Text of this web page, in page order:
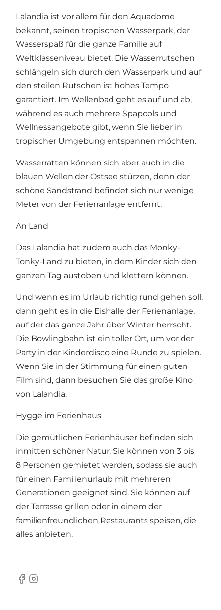
Lalandia ist vor allem für den Aquadome
bekannt, seinen tropischen Wasserpark, der
Wasserspaß für die ganze Familie auf
Weltklasseniveau bietet. Die Wasserrutschen
schlängeln sich durch den Wasserpark und auf
den steilen Rutschen ist hohes Tempo
garantiert. Im Wellenbad geht es auf und ab,
während es auch mehrere Spapools und
Wellnessangebote gibt, wenn Sie lieber in
tropischer Umgebung entspannen möchten.
Wasserratten können sich aber auch in die
blauen Wellen der Ostsee stürzen, denn der
schöne Sandstrand befindet sich nur wenige
Meter von der Ferienanlage entfernt.
An Land
Das Lalandia hat zudem auch das Monky-
Tonky-Land zu bieten, in dem Kinder sich den
ganzen Tag austoben und klettern können.
Und wenn es im Urlaub richtig rund gehen soll,
dann geht es in die Eishalle der Ferienanlage,
auf der das ganze Jahr über Winter herrscht.
Die Bowlingbahn ist ein toller Ort, um vor der
Party in der Kinderdisco eine Runde zu spielen.
Wenn Sie in der Stimmung für einen guten
Film sind, dann besuchen Sie das große Kino
von Lalandia.
Hygge im Ferienhaus
Die gemütlichen Ferienhäuser befinden sich
inmitten schöner Natur. Sie können von 3 bis
8 Personen gemietet werden, sodass sie auch
für einen Familienurlaub mit mehreren
Generationen geeignet sind. Sie können auf
der Terrasse grillen oder in einem der
familienfreundlichen Restaurants speisen, die
alles anbieten.
Facebook
Instagram